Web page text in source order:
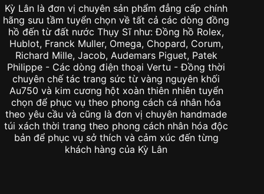
Kỳ Lân là đơn vị chuyên sản phẩm đẳng cấp chính
hãng sưu tầm tuyển chọn về tất cả các dòng đồng
hồ đến từ đất nước Thụy Sĩ như: Đồng hồ Rolex,
Hublot, Franck Muller, Omega, Chopard, Corum,
Richard Mille, Jacob, Audemars Piguet, Patek
Philippe - Các dòng điện thoại Vertu - Đồng thời
chuyên chế tác trang sức từ vàng nguyên khối
Au750 và kim cương hột xoàn thiên nhiên tuyển
chọn để phục vụ theo phong cách cá nhân hóa
theo yêu cầu và cũng là đơn vị chuyên handmade
túi xách thời trang theo phong cách nhân hóa độc
bản để phục vụ sở thích và cảm xúc đến từng
khách hàng của Kỳ Lân